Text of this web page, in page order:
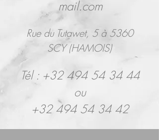
mail.com
Rue du Tutawet, 5 à 5360
SCY (HAMOIS)
Tél : +32 494 54 34 44
ou
+32 494 54 34 42